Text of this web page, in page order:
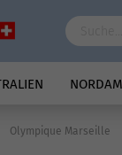
Olympique Marseille